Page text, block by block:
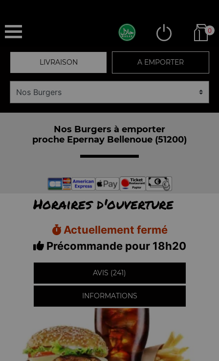
0
LIVRAISON A EMPORTER
Nos Burgers à emporter
proche Epernay Bellenoue (51200)
Horaires d'ouverture
Actuellement fermé
Précommande pour 18h20
AVIS (241)
INFORMATIONS